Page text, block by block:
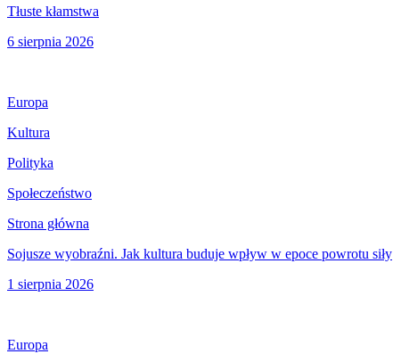
Tłuste kłamstwa
6 sierpnia 2026
Europa
Kultura
Polityka
Społeczeństwo
Strona główna
Sojusze wyobraźni. Jak kultura buduje wpływ w epoce powrotu siły
1 sierpnia 2026
Europa